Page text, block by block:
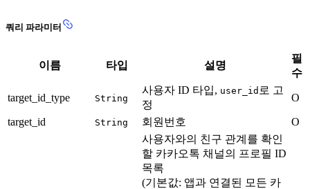
쿼리 파라미터
이름 타입 설명
필
수
target_id_type String
사용자 ID 타입, user_id 로 고
정
O
target_id String 회원번호 O
사용자와의 친구 관계를 확인
할 카카오톡 채널의 프로필 ID
목록
(기본값: 앱과 연결된 모든 카